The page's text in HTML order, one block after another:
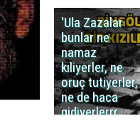
'Ula Zazalar
bunlar ne
namaz
kıliyerler, ne
oruç tutiyerler,
ne de haca
gidiyerlerrr